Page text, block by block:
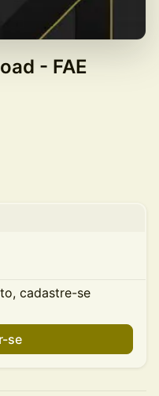
- FAE
cadastre-se
se